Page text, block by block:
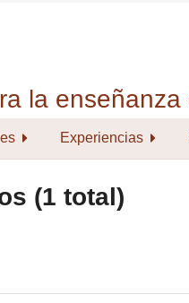
Experiencias
(1 total)